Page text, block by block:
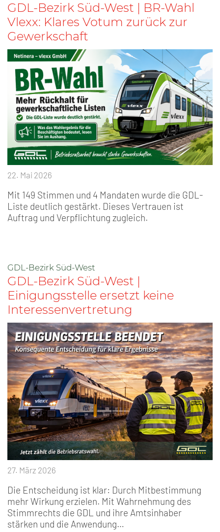
GDL-Bezirk Süd-West | BR-Wahl
Vlexx: Klares Votum zurück zur
Gewerkschaft
22. Mai 2026
Mit 149 Stimmen und 4 Mandaten wurde die GDL-
Liste deutlich gestärkt. Dieses Vertrauen ist
Auftrag und Verpflichtung zugleich.
GDL-Bezirk Süd-West
GDL-Bezirk Süd-West |
Einigungsstelle ersetzt keine
Interessenvertretung
27. März 2026
Die Entscheidung ist klar: Durch Mitbestimmung
mehr Wirkung erzielen. Mit Wahrnehmung des
Stimmrechts die GDL und ihre Amtsinhaber
stärken und die Anwendung…